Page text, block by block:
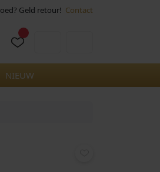
Geld retour! Contact
NIEUW